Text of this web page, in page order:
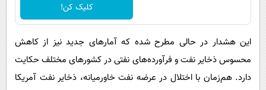
کلیک کن!
این هشدار در حالی مطرح شده که آمارهای جدید نیز از کاهش
محسوس ذخایر نفت و فرآورده‌های نفتی در کشورهای مختلف حکایت
دارد. هم‌زمان با اختلال در عرضه نفت خاورمیانه، ذخایر نفت آمریکا